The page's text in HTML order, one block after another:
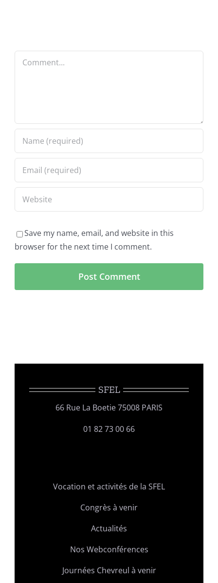
Comment
Save my name, email, and website in this
browser for the next time I comment.
SFEL
66 Rue La Boetie 75008 PARIS
01 82 73 00 66
Vocation et activités de la SFEL
Congrès à venir
Actualités
Nos Webconférences
Journées Chevreul à venir